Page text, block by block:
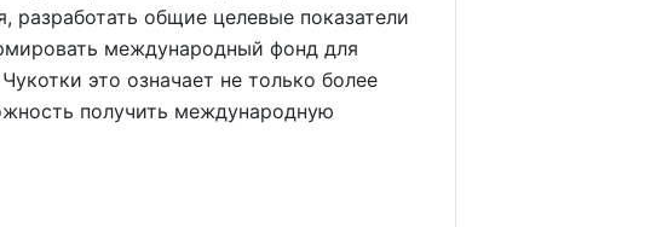
разработать общие целевые показатели
международный фонд для
это означает не только более
получить международную